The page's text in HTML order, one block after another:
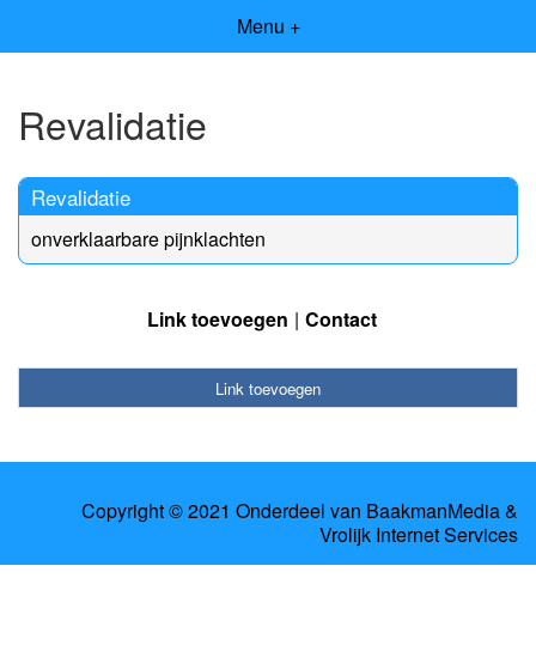
Menu +
Revalidatie
Revalidatie
onverklaarbare pijnklachten
Link toevoegen Contact
Link toevoegen
Copyright © 2021 Onderdeel van BaakmanMedia&
Vrolijk Internet Services